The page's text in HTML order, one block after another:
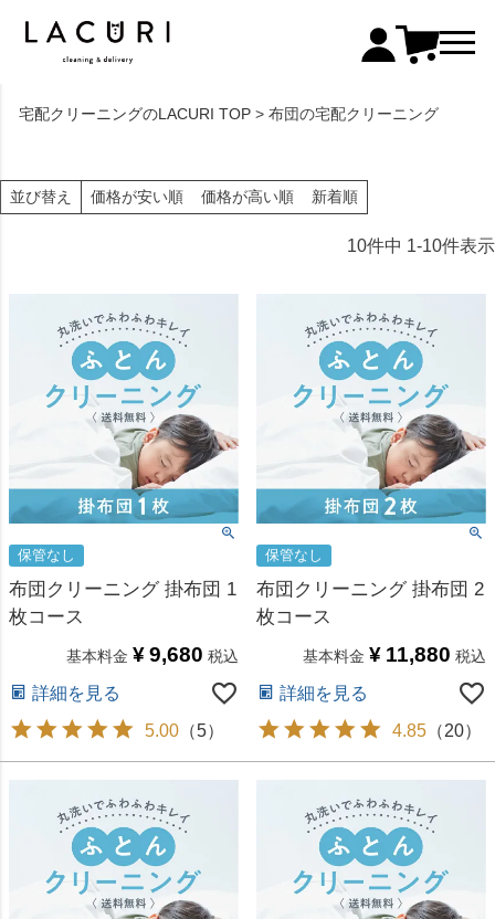
宅配クリーニングのLACURI TOP 布団の宅配クリーニング
並び替え 価格が安い順 価格が高い順 新着順
10件中 1-10件表示
保管なし
布団クリーニング 掛布団 1
枚コース
基本料金 ¥9,680 税込
詳細を見る
5.00 （5）
保管なし
布団クリーニング 掛布団 2
枚コース
基本料金 ¥ 11,880 税込
詳細を見る
4.85 （20）